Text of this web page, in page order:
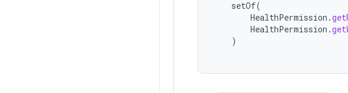
setOf(
HealthPermission .
HealthPermission .
)